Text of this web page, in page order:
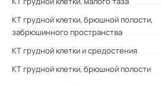
КТ грудной клетки, брюшной полости,
забрюшинного пространства
КТ грудной клетки и средостения
КТ грудной клетки, брюшной полости